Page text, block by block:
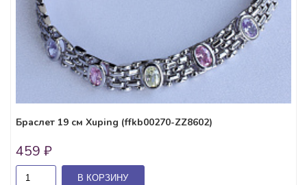
Браслет 19 см Xuping (ffkb00270-ZZ8602)
459 ₽
В КОРЗИНУ